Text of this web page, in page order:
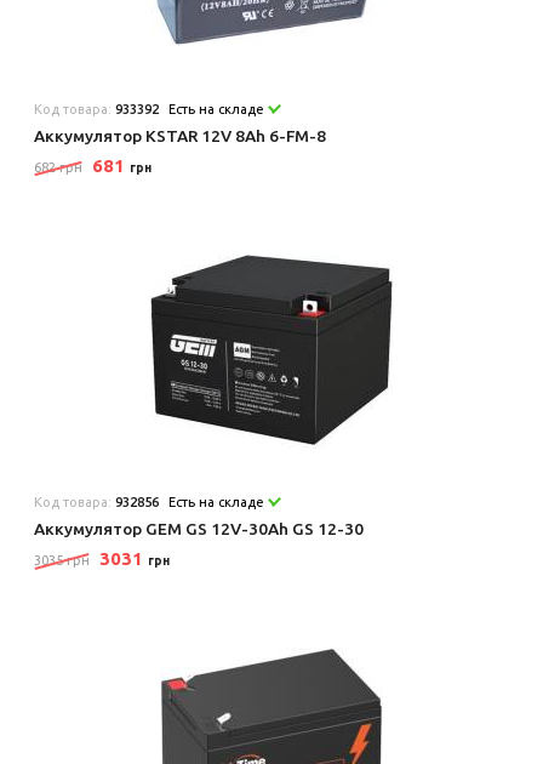
Код товара:933392 Есть на складе
Аккумулятор KSTAR 12V 8Ah 6-FM-8
682 грн 681 грн
Код товара:932856 Есть на складе
Аккумулятор GEM GS 12V-30Ah GS 12-30
3035 грн 3031 грн